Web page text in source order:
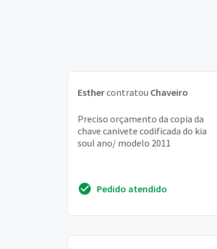
Esthercontratou Chaveiro
Preciso orçamento da copia da
chave canivete codificada do kia
soul ano/ modelo 2011
Pedido atendido